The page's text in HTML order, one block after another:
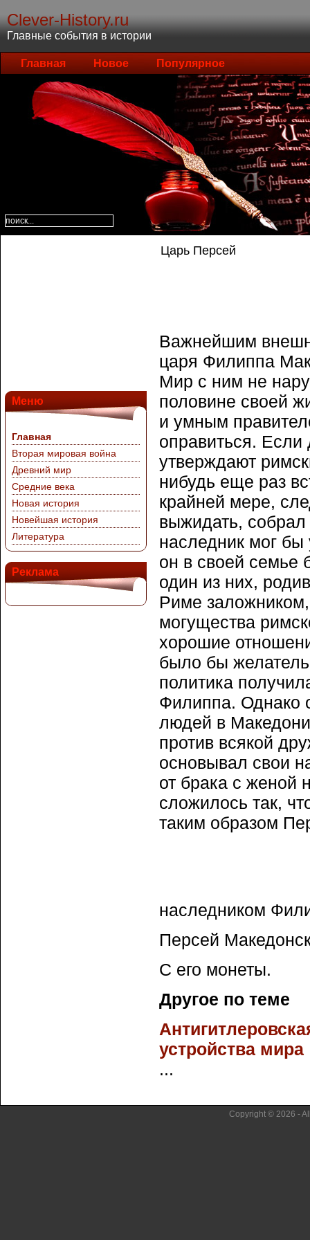
Clever-History.ru
Главные события в истории
Главная Новое Популярное
Меню
Главная
Вторая мировая война
Древний мир
Средние века
Новая история
Новейшая история
Литература
Реклама
Царь Персей
Важнейшим
царя Филиппа
Мир с ним не
половине своей
и умным
оправиться. Если
утверждают
нибудь еще раз
крайней мере,
выжидать, собрал
наследник мог
он в своей семье
один из них,
Риме
могущества
хорошие
было бы
политика
Филиппа. Однако
людей в
против всякой
основывал свои
от брака с женой
сложилось так,
таким образом
наследником
Персей
С его монеты.
Другое по теме
устройства мира
...
Copyright © 2026 -